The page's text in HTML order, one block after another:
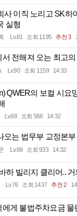
사 이직 노리고 SK하
실형
Lv.81 조회 1195 추천 3
서 전해져 오는 최고
Lv.90 조회 1159 14:33
QWER의 보컬 시요
Lv.88 조회 568 14:32
오는 법무부 교정본
Lv.89 조회 933 14:32
하 빌리지 클리어..
Lv.76 조회 1437 추천 2
에게 불법주차요금 물